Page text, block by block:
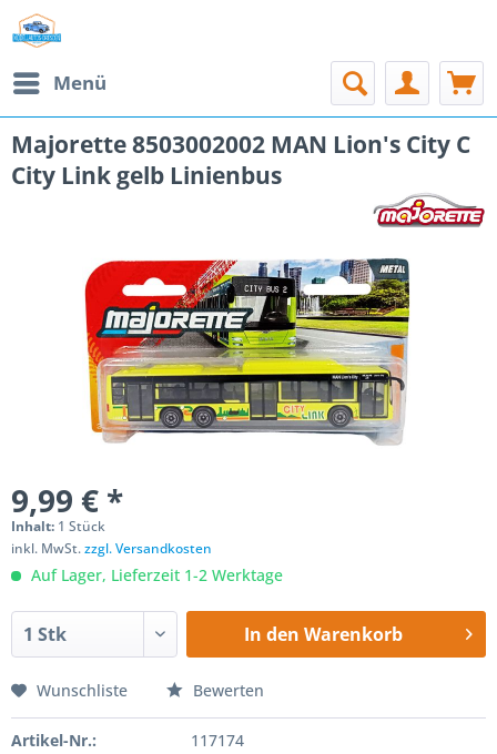
Menü
Majorette 8503002002 MAN Lion's City C
City Link gelb Linienbus
9,99 € *
Inhalt: 1 Stück
inkl. MwSt.zzgl. Versandkosten
Auf Lager, Lieferzeit 1-2 Werktage
In den Warenkorb
Wunschliste Bewerten
Artikel-Nr.:
117174